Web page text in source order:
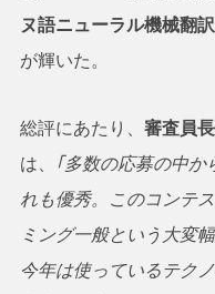
ヌ語ニューラル機械翻
が輝いた。
総評にあたり、 審査員長
は、
｢多数の応募の中
れも優秀。このコンテ
ミング一般という大変
今年は使っているテク